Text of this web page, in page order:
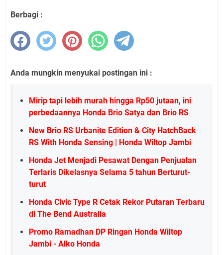
Berbagi :
Anda mungkin menyukai postingan ini :
Mirip tapi lebih murah hingga Rp50 jutaan, ini
perbedaannya Honda Brio Satya dan Brio RS
New Brio RS Urbanite Edition & City HatchBack
RS With Honda Sensing | Honda Wiltop Jambi
Honda Jet Menjadi Pesawat Dengan Penjualan
Terlaris Dikelasnya Selama 5 tahun Berturut-
turut
Honda Civic Type R Cetak Rekor Putaran Terbaru
di The Bend Australia
Promo Ramadhan DP Ringan Honda Wiltop
Jambi - Alko Honda